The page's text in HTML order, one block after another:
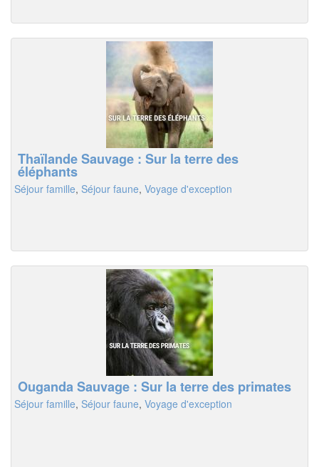
Thaïlande Sauvage : Sur la terre des
éléphants
Séjour famille, Séjour faune, Voyage d'exception
Ouganda Sauvage : Sur la terre des primates
Séjour famille, Séjour faune, Voyage d'exception